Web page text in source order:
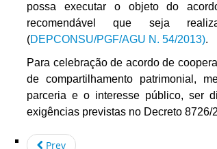
possa executar o objeto do
recomendável que seja
(DEPCONSU/PGF/AGU N. 54/2013).
Para celebração de acordo de
de compartilhamento patrimonial,
parceria e o interesse público, ser
exigências previstas no Decreto 8726/
Prev